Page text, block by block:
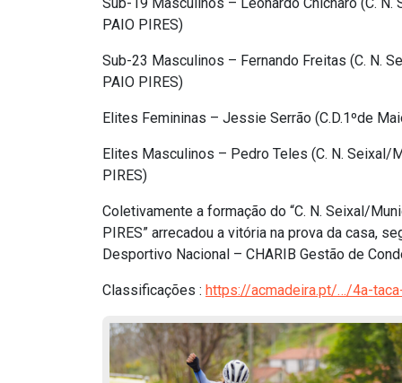
Sub-19 Masculinos – Leonardo Chícharo (C.
PAIO PIRES)
Sub-23 Masculinos – Fernando Freitas (C. N.
PAIO PIRES)
Elites Femininas – Jessie Serrão (C.D.1ºde
Elites Masculinos – Pedro Teles (C. N. Seixal/
PIRES)
Coletivamente a formação do “C. N. Seixal/
PIRES” arrecadou a vitória na prova da casa,
Desportivo Nacional – CHARIB Gestão de
Classificações : https://acmadeira.pt/…/4a-